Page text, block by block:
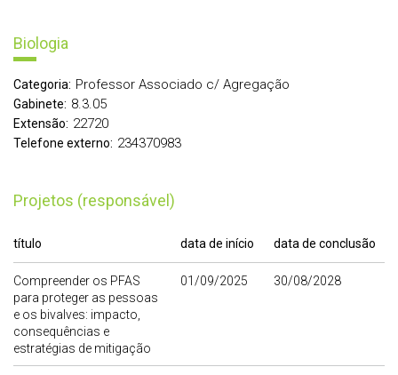
Biologia
Categoria: Professor Associado c/ Agregação
Gabinete: 8.3.05
Extensão: 22720
Telefone externo: 234370983
Projetos (responsável)
título data de início data de conclusão
Compreender os PFAS
para proteger as pessoas
e os bivalves: impacto,
consequências e
estratégias de mitigação
01/09/2025 30/08/2028